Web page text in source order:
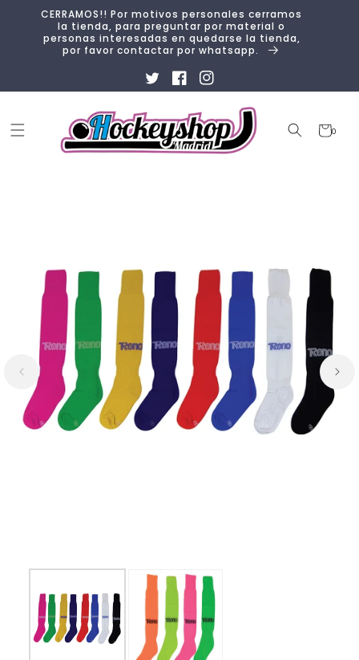
directamente
al contenido
CERRAMOS!! Por motivos personales cerramos
la tienda, para preguntar por material o
personas interesadas en quedarse la tienda,
por favor contactar por whatsapp.
TwitterFacebookInstagram
Carrito
0
0
artículos